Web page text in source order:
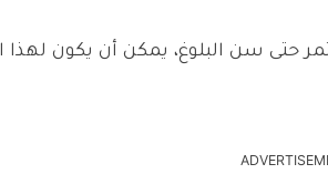
حتى سن البلوغ، يمكن أن يكون لهذا